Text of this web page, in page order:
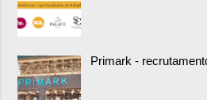
Primark -